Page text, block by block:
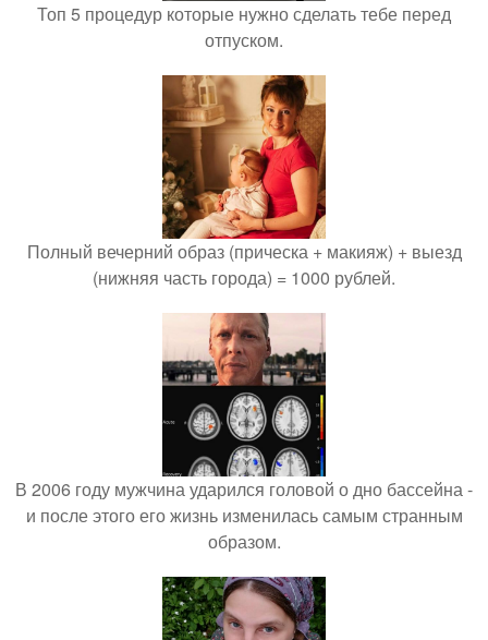
Топ 5 процедур которые нужно сделать тебе перед
отпуском.
Полный вечерний образ (прическа + макияж) + выезд
(нижняя часть города) = 1000 рублей.
В 2006 году мужчина ударился головой о дно бассейна -
и после этого его жизнь изменилась самым странным
образом.